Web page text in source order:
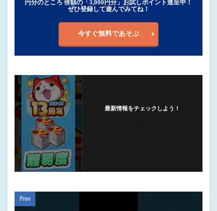
円分のところ 倍額の「3,000円分」お試しポイント進呈中！
ぜひ登録して遊んでみてね！
今すぐ無料であそぶ
最新情報をチェックしよう！
Prev